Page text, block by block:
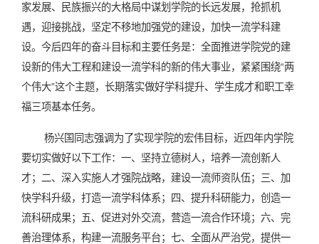
家发展、民族振兴的大格局中谋划学院的长远发展，抢抓机
遇，迎接挑战，坚定不移地加强党的建设，加快一流学科建
设。今后四年的奋斗目标和主要任务是：全面推进学院党的建
设新的伟大工程和建设一流学科的新的伟大事业，紧紧围绕“两
个伟大”这个主题，长期落实做好学科提升、学生成才和职工幸
福三项基本任务。
杨兴国同志强调为了实现学院的宏伟目标，近四年内学院
要切实做好以下工作：一、坚持立德树人，培养一流创新人
才；二、深入实施人才强院战略，建设一流师资队伍；三、加
快学科升级，打造一流学科体系；四、提升科研能力，创造一
流科研成果；五、促进对外交流，营造一流合作环境；六、完
善治理体系，构建一流服务平台；七、全面从严治党，提供一